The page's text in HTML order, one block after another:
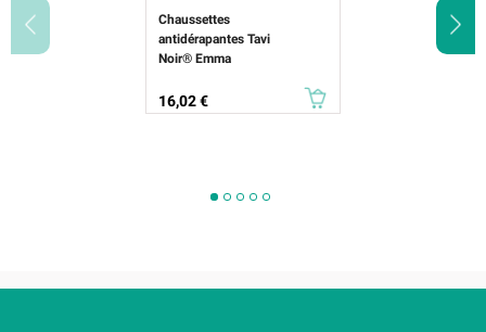
Chaussettes
antidérapantes Tavi
Noir® Emma
Prix
16,02 €